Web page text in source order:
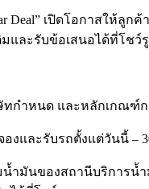
Deal” เปิดโอกาสให้
มและรับข้อเสนอได้ที่โช
ทกำหนด และหลักเกณ
งและรับรถตั้งแต่วันนี้ –
น้ำมันของสถานีบริการ